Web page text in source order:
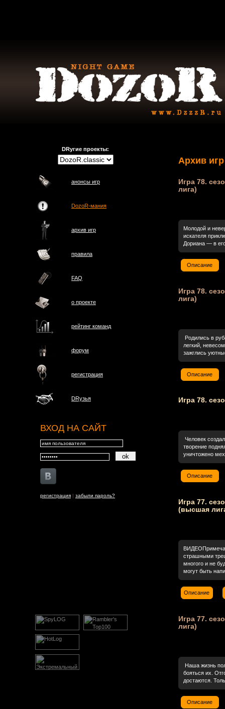
DRугие проекты:
анонсы игр
DozoR-мания
архив игр
правила
FAQ
о проектe
рейтинг команд
форум
регистрация
DRузья
ВХОД НА САЙТ
регистрация | забыли пароль?
Архив игр
Игра 78.
лига)
Молодой и
искателя
Дориана — в
Описание
Игра 78.
лига)
Родились в
легкий,
зажглись
Описание
Игра 78.
Человек
творение
уничтожено
Описание
Игра 77.
(высшая
страшными
многого и не
могут быть
Описание
Игра 77.
лига)
Наша жизнь
бояться их.
достаются.
Описание